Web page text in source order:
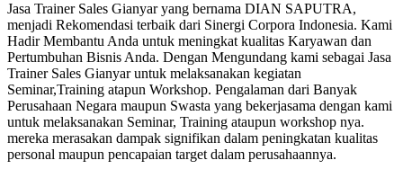
Jasa Trainer Sales Gianyar yang bernama DIAN SAPUTRA,
menjadi Rekomendasi terbaik dari Sinergi Corpora Indonesia. Kami
Hadir Membantu Anda untuk meningkat kualitas Karyawan dan
Pertumbuhan Bisnis Anda. Dengan Mengundang kami sebagai Jasa
Trainer Sales Gianyar untuk melaksanakan kegiatan
Seminar,Training atapun Workshop. Pengalaman dari Banyak
Perusahaan Negara maupun Swasta yang bekerjasama dengan kami
untuk melaksanakan Seminar, Training ataupun workshop nya.
mereka merasakan dampak signifikan dalam peningkatan kualitas
personal maupun pencapaian target dalam perusahaannya.